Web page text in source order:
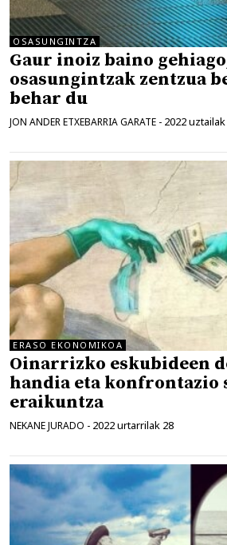
OSASUNGINTZA
Gaur inoiz baino
osasungintzak zentzua
behar du
JON ANDER ETXEBARRIA GARATE - 2022
ERASO EKONOMIKOA
Oinarrizko eskubideen
handia eta konfrontazio
eraikuntza
NEKANE JURADO - 2022 urtarrilak 28